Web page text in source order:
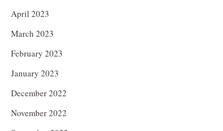
April 2023
March 2023
February 2023
January 2023
December 2022
November 2022